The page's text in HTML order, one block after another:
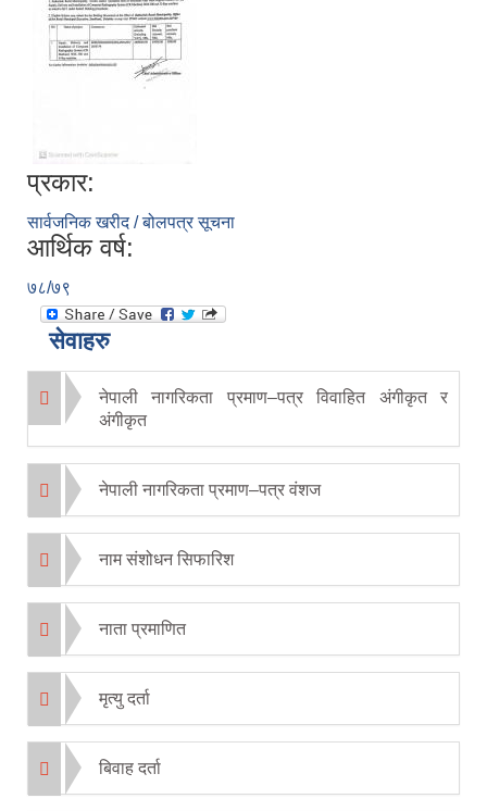
प्रकार:
सार्वजनिक खरीद / बोलपत्र सूचना
आर्थिक वर्ष:
७८/७९
सेवाहरु
नेपाली नागरिकता प्रमाण–पत्र विवाहित अंगीकृत र
अंगीकृत
नेपाली नागरिकता प्रमाण–पत्र वंशज
नाम संशोधन सिफारिश
नाता प्रमाणित
मृत्यु दर्ता
बिवाह दर्ता